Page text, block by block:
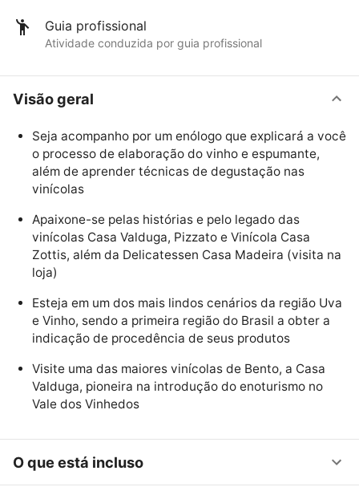
Guia profissional
Atividade conduzida por guia profissional
Visão geral
Seja acompanho por um enólogo que explicará a você
o processo de elaboração do vinho e espumante,
além de aprender técnicas de degustação nas
vinícolas
Apaixone-se pelas histórias e pelo legado das
vinícolas Casa Valduga, Pizzato e Vinícola Casa
Zottis, além da Delicatessen Casa Madeira (visita na
loja)
Esteja em um dos mais lindos cenários da região Uva
e Vinho, sendo a primeira região do Brasil a obter a
indicação de procedência de seus produtos
Visite uma das maiores vinícolas de Bento, a Casa
Valduga, pioneira na introdução do enoturismo no
Vale dos Vinhedos
O que está incluso